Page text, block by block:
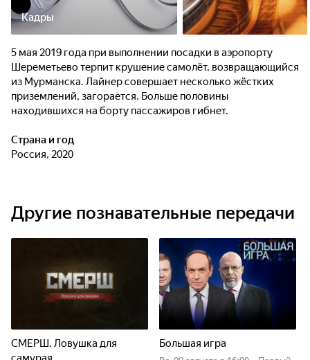
Кадры
5 мая 2019 года при выполнении посадки в аэропорту
Шереметьево терпит крушение самолёт, возвращающийся
из Мурманска. Лайнер совершает несколько жёстких
приземлений, загорается. Больше половины
находившихся на борту пассажиров гибнет.
Страна и год
Россия, 2020
Другие познавательные передачи
СМЕРШ. Ловушка для
Большая игра